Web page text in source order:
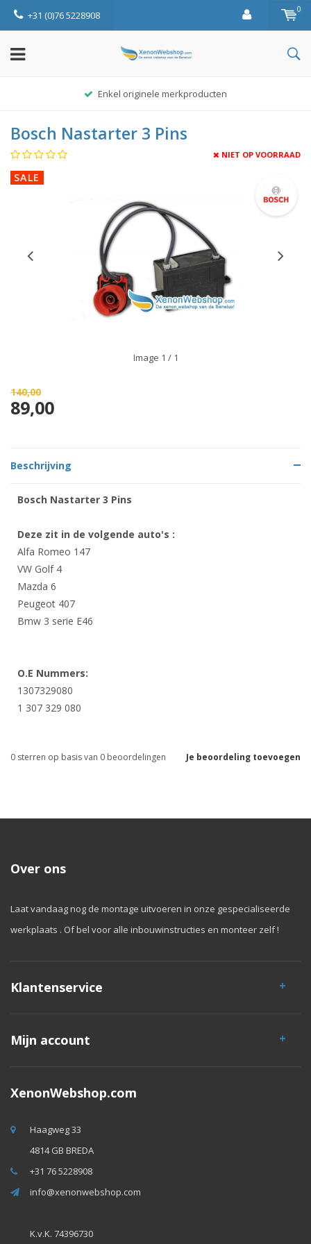
+31 (0)76 5228908 0
Enkel originele merkproducten
Bosch Nastarter 3 Pins
NIET OP VOORRAAD
SALE
Image 1 / 1
140,00
89,00
Beschrijving
Bosch Nastarter 3 Pins
Deze zit in de volgende auto's :
Alfa Romeo 147
VW Golf 4
Mazda 6
Peugeot 407
Bmw 3 serie E46
O.E Nummers:
1307329080
1 307 329 080
Je beoordeling toevoegen
0 sterren op basis van 0 beoordelingen
Over ons
Laat vandaag nog de montage uitvoeren in onze gespecialiseerde
werkplaats . Of bel voor alle inbouwinstructies en monteer zelf !
Klantenservice
Mijn account
XenonWebshop.com
Haagweg 33
4814 GB BREDA
+31 76 5228908
info@xenonwebshop.com
K.v.K. 74396730